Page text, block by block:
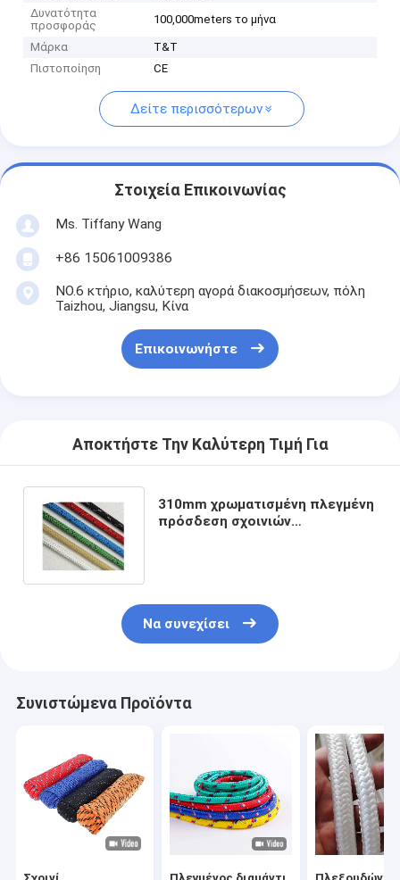
Δυνατότητα
προσφοράς
100,000meters το μήνα
Μάρκα
T&T
Πιστοποίηση
CE
Δείτε περισσότερων
Στοιχεία Επικοινωνίας
Ms. Tiffany Wang
+86 15061009386
NO.6 κτήριο, καλύτερη αγορά διακοσμήσεων, πόλη
Taizhou, Jiangsu, Κίνα
Επικοινωνήστε
Αποκτήστε Την Καλύτερη Τιμή Για
310mm χρωματισμένη πλεγμένη
πρόσδεση σχοινιών
Να συνεχίσει
Συνιστώμενα Προϊόντα